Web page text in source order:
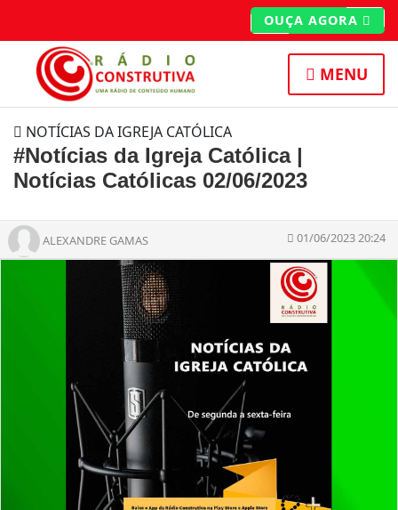
OUÇA AGORA
MENU
NOTÍCIAS DA IGREJA CATÓLICA
#Notícias da Igreja Católica |
Notícias Católicas 02/06/2023
ALEXANDRE GAMAS 01/06/2023 20:24